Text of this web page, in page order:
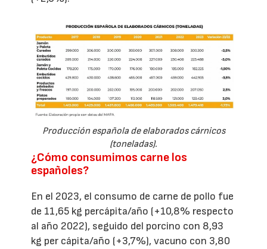
Producción española de elaborados cárnicos
(toneladas).
¿Cómo consumimos carne los
españoles?
En el 2023, el consumo de carne de pollo fue
de 11,65 kg percápita/año (+10,8% respecto
al año 2022), seguido del porcino con 8,93
kg per cápita/año (+3,7%), vacuno con 3,80